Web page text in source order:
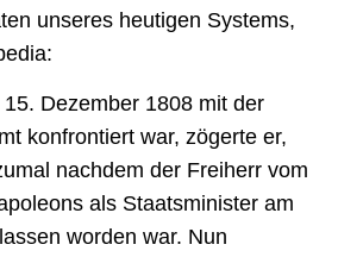
unseres heutigen Systems,
Dezember 1808 mit der
konfrontiert war, zögerte er,
nachdem der Freiherr vom
als Staatsminister am
worden war. Nun